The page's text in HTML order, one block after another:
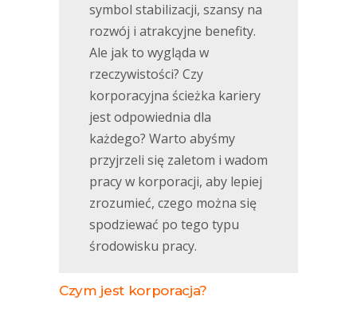
symbol stabilizacji, szansy na
rozwój i atrakcyjne benefity.
Ale jak to wygląda w
rzeczywistości? Czy
korporacyjna ścieżka kariery
jest odpowiednia dla
każdego? Warto abyśmy
przyjrzeli się zaletom i wadom
pracy w korporacji, aby lepiej
zrozumieć, czego można się
spodziewać po tego typu
środowisku pracy.
Czym jest korporacja?